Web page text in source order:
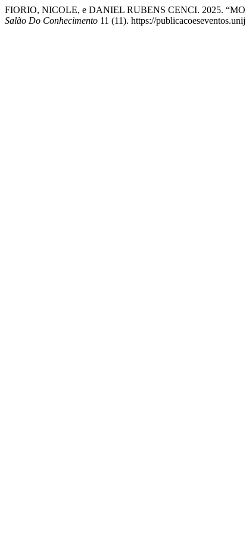
FIORIO, NICOLE, e DANIEL RUBENS CENCI. 2025.
Salão Do Conhecimento 11 (11). https://